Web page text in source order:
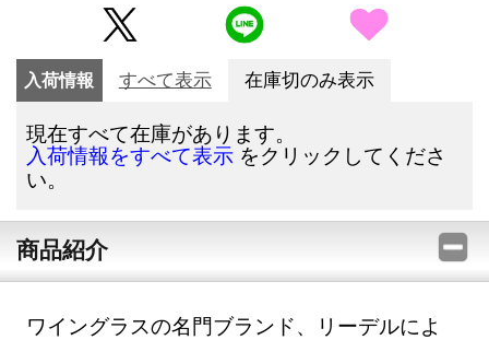
入荷情報 すべて表示 在庫切のみ表示
現在すべて在庫があります。
入荷情報をすべて表示 をクリックしてくださ
い。
商品紹介
ワイングラスの名門ブランド、リーデルによ